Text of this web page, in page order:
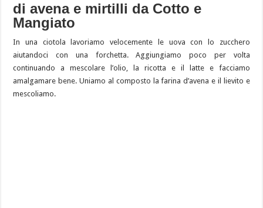
di avena e mirtilli da Cotto e
Mangiato
In una ciotola lavoriamo velocemente le uova con lo zucchero
aiutandoci con una forchetta. Aggiungiamo poco per volta
continuando a mescolare l’olio, la ricotta e il latte e facciamo
amalgamare bene. Uniamo al composto la farina d’avena e il lievito e
mescoliamo.